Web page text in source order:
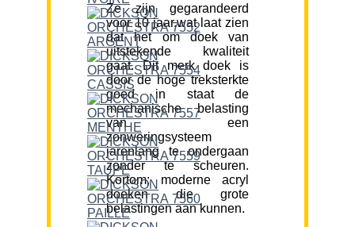
Ze zijn gegarandeerd
voor 10 jaar,wat laat zien
dat het om doek van
uitstekende kwaliteit
gaat. Dit merk doek is
door de hoge treksterkte
goed in staat de
mechanische belasting
van een
zonweringsysteem
jarenlang te ondergaan
zonder te scheuren.
Kortom; moderne acryl
doeken die grote
belastingen aan kunnen.